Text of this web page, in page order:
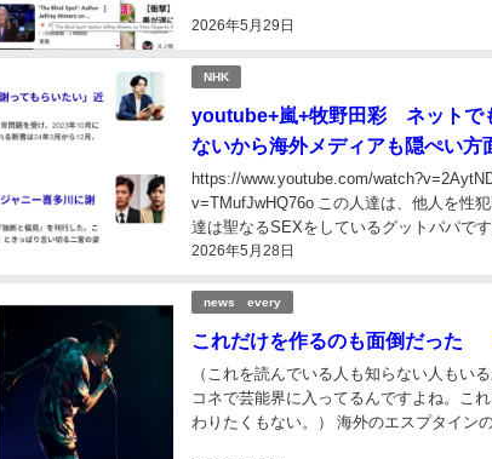
2026年5月29日
NHK
youtube+嵐+牧野田彩 ネットで
ないから海外メディアも隠ぺい方
2026年5月28日
https://www.youtube.com/watch?v=2AytNDKIySA https://
v=TMufJwHQ76o この人達は、他人を性犯罪者に仕立て上げて、警察に追わさせて殺して、自分
達は聖なるSEXをしているグットパパで
news every
これだけを作るのも面倒だった
（これを読んでいる人も知らない人もい
コネで芸能界に入ってるんですよね。こ
わりたくもない。） 海外のエスプタインの話をyoutubeで見ていて思ったのが、 これって日本が